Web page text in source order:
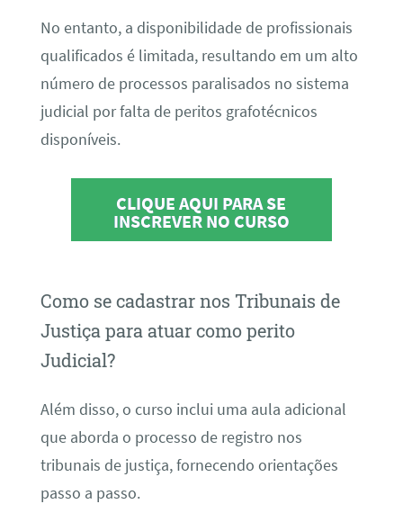
No entanto, a disponibilidade de profissionais
qualificados é limitada, resultando em um alto
número de processos paralisados no sistema
judicial por falta de peritos grafotécnicos
disponíveis.
CLIQUE AQUI PARA SE
INSCREVER NO CURSO
Como se cadastrar nos Tribunais de
Justiça para atuar como perito
Judicial?
Além disso, o curso inclui uma aula adicional
que aborda o processo de registro nos
tribunais de justiça, fornecendo orientações
passo a passo.